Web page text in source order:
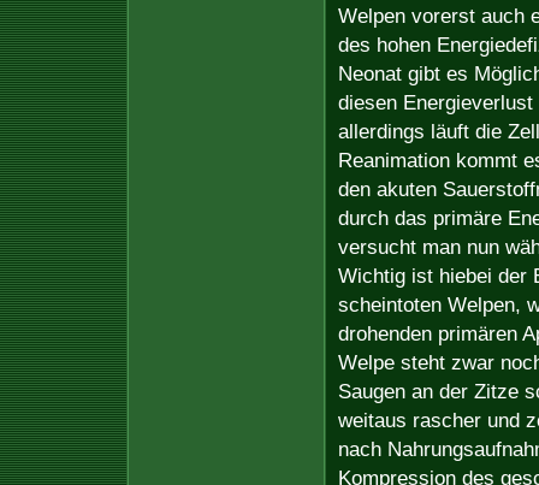
Welpen vorerst auch
des hohen
Neonat gibt es
diesen
allerdings läuft die
Reanimation kommt
den akuten
durch das primäre
versucht man nun
Wichtig ist hiebei der
scheintoten Welpen,
drohenden primären
Welpe steht zwar
Saugen an der Zitze
weitaus rascher und
nach
Kompression des